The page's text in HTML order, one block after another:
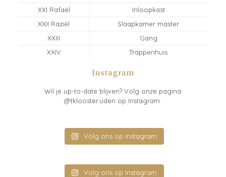
XXI Rafaël
Inloopkast
XXII Raziël
Slaapkamer master
XXIII
Gang
XXIV
Trappenhuis
Instagram
Wil je up-to-date blijven? Volg onze pagina
@tklooster.uden op Instagram.
Volg ons op Instagram
Volg ons op Instagram